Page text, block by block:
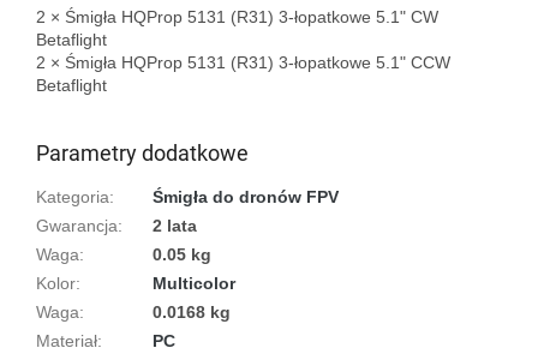
2 × Śmigła HQProp 5131 (R31) 3-łopatkowe 5.1" CW
Betaflight
2 × Śmigła HQProp 5131 (R31) 3-łopatkowe 5.1" CCW
Betaflight
Parametry dodatkowe
Kategoria:
Śmigła do dronów FPV
Gwarancja:
2 lata
Waga:
0.05 kg
Kolor:
Multicolor
Waga:
0.0168 kg
Materiał:
PC